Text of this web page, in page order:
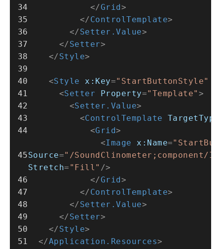
</Grid>
</ControlTemplate>
</Setter.Value>
</Setter>
</Style>
<Style x:Key="StartButtonStyle"
<Setter Property="Template" >
<Setter.Value>
<ControlTemplate TargetType
<Grid>
<Image x:Name=
Source="/SoundClinometer;component/
Stretch= "Fill" />
</Grid>
</ControlTemplate>
</Setter.Value>
</Setter>
</Style>
</Application.Resources>